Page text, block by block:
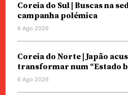
Coreia do Sul | Buscas na
campanha polémica
6 Ago 2026
Coreia do Norte | Japão
transformar num “Estado
6 Ago 2026